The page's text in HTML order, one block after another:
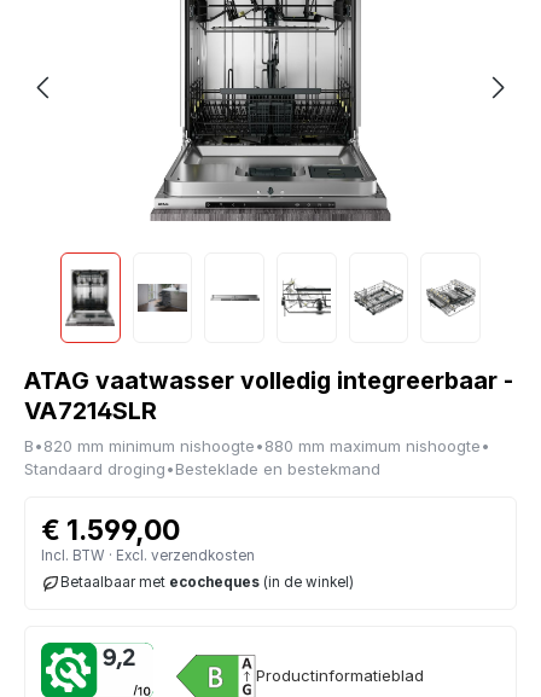
ATAG vaatwasser volledig integreerbaar -
VA7214SLR
B•820 mm minimum nishoogte•880 mm maximum nishoogte•
Standaard droging•Besteklade en bestekmand
€ 1.599,00
Incl. BTW · Excl. verzendkosten
Betaalbaar met ecocheques (in de winkel)
9,2
Productinformatieblad